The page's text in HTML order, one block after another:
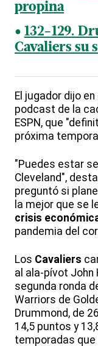
propina
132-129.
Cavaliers su
El jugador dijo
podcast de la
ESPN, que
próxima
"Puedes estar
Cleveland",
preguntó si
la mejor que se
crisis
pandemia del
Los Cavaliers
al ala-pívot John
segunda ronda
Warriors de
Drummond, de
14,5 puntos y
temporadas que